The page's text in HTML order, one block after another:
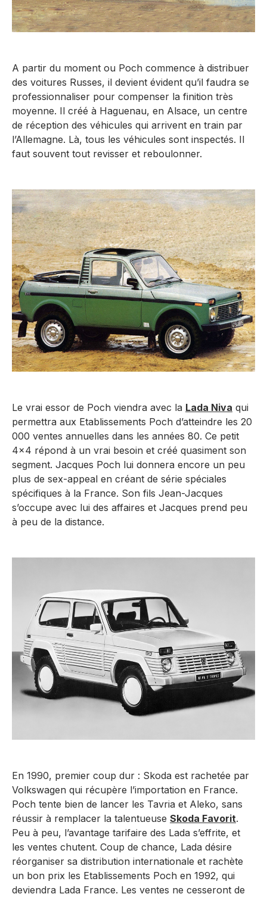
A partir du moment ou Poch commence à distribuer
des voitures Russes, il devient évident qu’il faudra se
professionnaliser pour compenser la finition très
moyenne. Il créé à Haguenau, en Alsace, un centre
de réception des véhicules qui arrivent en train par
l’Allemagne. Là, tous les véhicules sont inspectés. Il
faut souvent tout revisser et reboulonner.
Le vrai essor de Poch viendra avec la Lada Niva qui
permettra aux Etablissements Poch d’atteindre les 20
000 ventes annuelles dans les années 80. Ce petit
4×4 répond à un vrai besoin et créé quasiment son
segment. Jacques Poch lui donnera encore un peu
plus de sex-appeal en créant de série spéciales
spécifiques à la France. Son fils Jean-Jacques
s’occupe avec lui des affaires et Jacques prend peu
à peu de la distance.
En 1990, premier coup dur : Skoda est rachetée par
Volkswagen qui récupère l’importation en France.
Poch tente bien de lancer les Tavria et Aleko, sans
réussir à remplacer la talentueuse Skoda Favorit.
Peu à peu, l’avantage tarifaire des Lada s’effrite, et
les ventes chutent. Coup de chance, Lada désire
réorganiser sa distribution internationale et rachète
un bon prix les Etablissements Poch en 1992, qui
deviendra Lada France. Les ventes ne cesseront de